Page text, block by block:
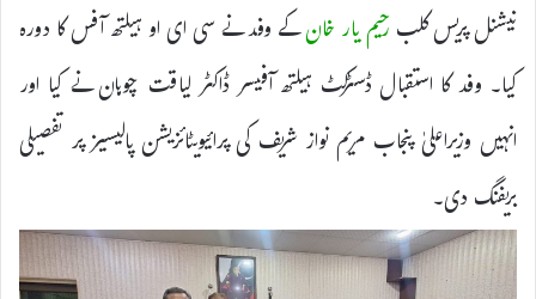
نیشنل پریس کلبرحیم یار خانکے وفد نے سی ای او ہیلتھ آفس کا دورہ
کیا۔ وفد کا استقبال ڈسٹرکٹ ہیلتھ آفیسر ڈاکٹر لیاقت چوہان نے کیا اور
انہیں وزیراعلیٰ پنجاب مریم نواز شریف کی پرائیویٹائزیشن پالیسیز پر تفصیلی
بریفنگ دی۔